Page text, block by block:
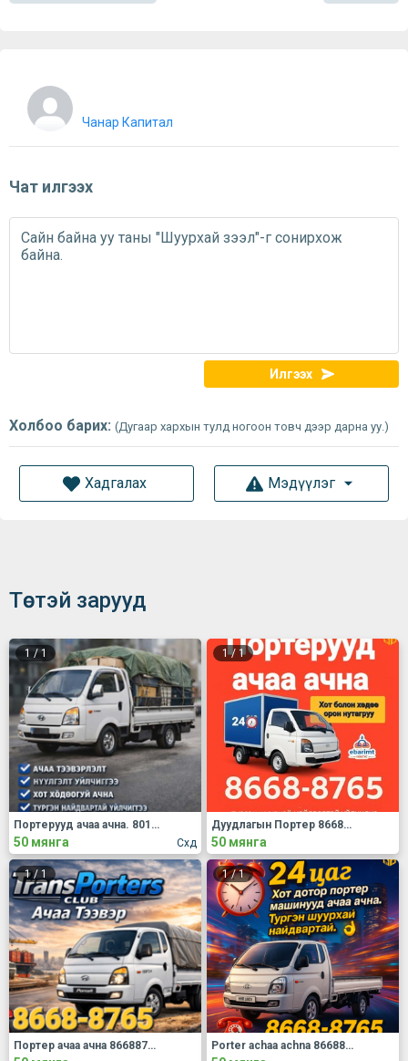
Чанар Капитал
Чат илгээх
Илгээх
Холбоо барих: (Дугаар хархын тулд ногоон товч дээр дарна уу.)
Хадгалах Мэдүүлэг
Төстэй зарууд
1 /1
Схд
Портерууд ачаа ачна. 80137876
50 мянга
1/ 1
Дуудлагын Портер 86688765
50 мянга
1/ 1
Портер ачаа ачна 86688765
1/1
Porter achaa achna 86688765